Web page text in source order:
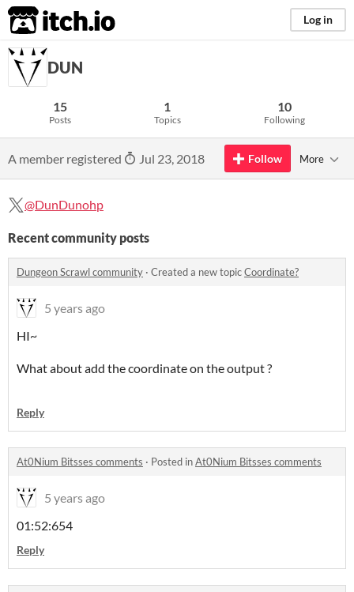
itch.io Log in
DUN
15
Posts
1
Topics
10
Following
A member registered Jul 23, 2018 Follow More
@DunDunohp
Recent community posts
Dungeon Scrawl community · Created a new topicCoordinate?
5 years ago
HI~
What about add the coordinate on the output ?
Reply
At0Nium Bitsses comments · Posted inAt0Nium Bitsses comments
5 years ago
01:52:654
Reply